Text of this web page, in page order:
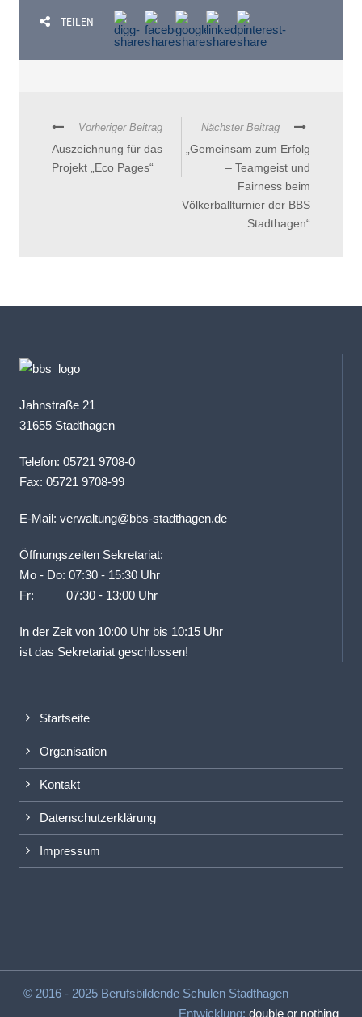
TEILEN
Vorheriger Beitrag
Auszeichnung für das
Projekt „Eco Pages“
Nächster Beitrag
„Gemeinsam zum Erfolg
– Teamgeist und
Fairness beim
Völkerballturnier der BBS
Stadthagen“
Jahnstraße 21
31655 Stadthagen
Telefon: 05721 9708-0
Fax: 05721 9708-99
E-Mail: verwaltung@bbs-stadthagen.de
Öffnungszeiten Sekretariat:
Mo - Do: 07:30 - 15:30 Uhr
Fr: 07:30 - 13:00 Uhr
In der Zeit von 10:00 Uhr bis 10:15 Uhr
ist das Sekretariat geschlossen!
Startseite
Organisation
Kontakt
Datenschutzerklärung
Impressum
© 2016 - 2025 Berufsbildende Schulen Stadthagen
Entwicklung: double or nothing